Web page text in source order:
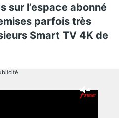
sur l’espace abonné
parfois très
Smart TV 4K de